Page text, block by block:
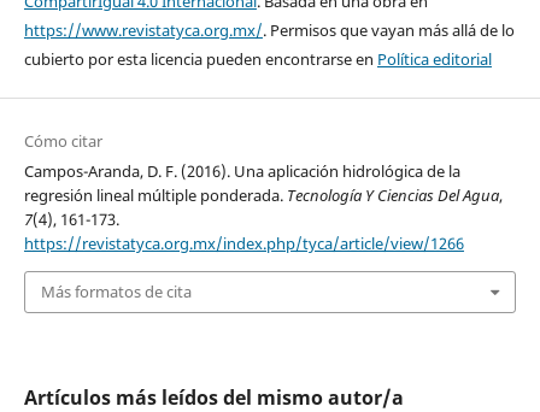
https://www.revistatyca.org.mx/. Permisos que vayan más allá de lo
cubierto por esta licencia pueden encontrarse en Política editorial
Cómo citar
Campos-Aranda, D. F. (2016). Una aplicación hidrológica de la
regresión lineal múltiple ponderada. Tecnología Y Ciencias Del Agua,
7(4), 161-173.
https://revistatyca.org.mx/index.php/tyca/article/view/1266
Más formatos de cita
Artículos más leídos del mismo autor/a